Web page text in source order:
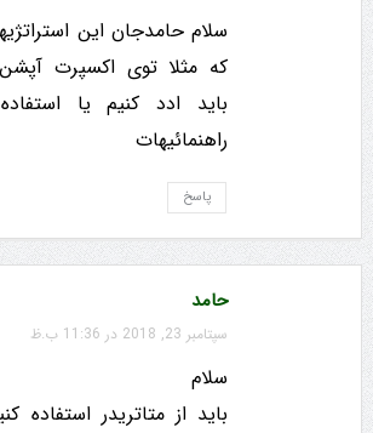
سلام حامدجان این
که مثلا توی اکسپرت
باید ادد کنیم یا
راهنمائیهات
پاسخ
حامد
سپتامبر 23, 2018 در 11:36 ب.ظ
سلام
باید از متاتریدر استفاده